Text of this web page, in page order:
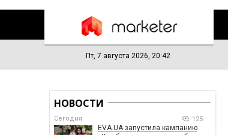
Пт, 7 августа 2026, 20:42
НОВОСТИ
Сегодня 125
EVA.UA запустила кампанию